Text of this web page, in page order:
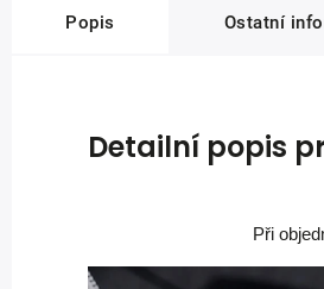
Popis Ostatní
Detailní popis
Při